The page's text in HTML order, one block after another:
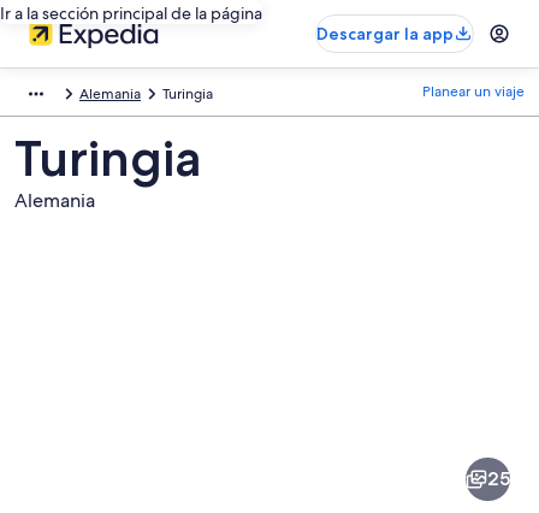
Ir a la sección principal de la página
Descargar la app
Alemania Turingia Planear un viaje
Turingia
Alemania
25